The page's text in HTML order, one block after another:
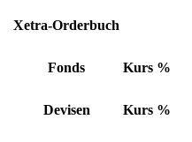
Xetra-Orderbuch
Fonds Kurs %
Devisen Kurs %